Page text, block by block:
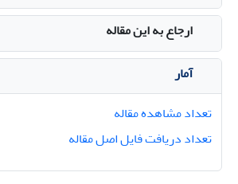
ارجاع به این مقاله
آمار
تعداد مشاهده مقاله
تعداد دریافت فایل اصل مقاله